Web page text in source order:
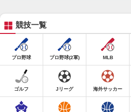
競技一覧
プロ野球 プロ野球(2軍) MLB
ゴルフ Jリーグ 海外サッカー